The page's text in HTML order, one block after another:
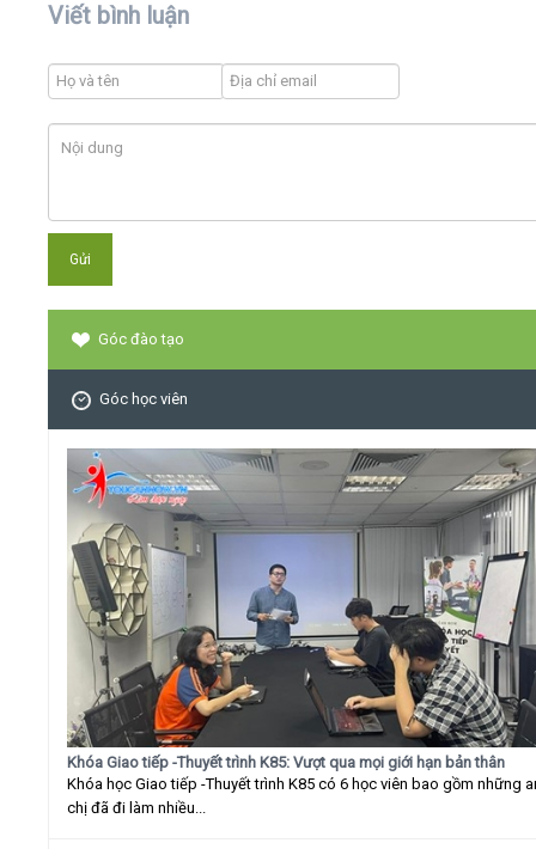
Viết bình luận
Góc đào tạo
Góc học viên
Khóa Giao tiếp -Thuyết trình K85: Vượt qua mọi giới hạn bản thân
Khóa học Giao tiếp -Thuyết trình K85 có 6 học viên bao gồm những
chị đã đi làm nhiều...